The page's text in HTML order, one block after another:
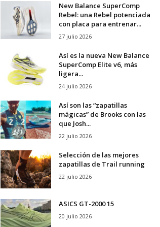
New Balance SuperComp
Rebel: una Rebel potenciada
con placa para entrenar...
27 julio 2026
Así es la nueva New Balance
SuperComp Elite v6, más
ligera...
24 julio 2026
Así son las “zapatillas
mágicas” de Brooks con las
que Josh...
22 julio 2026
Selección de las mejores
zapatillas de Trail running
22 julio 2026
ASICS GT-2000 15
20 julio 2026